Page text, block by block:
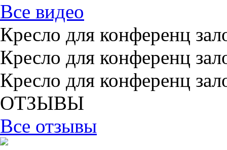
Все видео
Кресло для конференц
Кресло для конференц
Кресло для конференц
ОТЗЫВЫ
Все отзывы